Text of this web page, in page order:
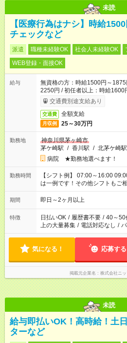
未読
【医療行為はナシ】時給
チェックなど
派遣 職種未経験OK 社会人未経験OK
WEB登録・面接OK
給与
無資格の方：時給1500円～
2250円 / 初任者以上：時給1600
交通費別途支給あり
交通費 全額支給
月収例 25～30万円
勤務地
神奈川県茅ヶ崎市
茅ケ崎駅 / 香川駅 / 北茅ケ崎駅
病院 ★勤務地選べます！
勤務時間
【シフト例】 07:00～16:00 09:00
は一例です！その他シフトもご
期間 即日～2ヶ月以上
特徴 日払いOK / 履歴書不要 / 40～50
上の大量募集 / 電話対応なし /
気になる！ 応募する
掲載元企業名 株式会社ニ
未読
給与即払いOK！高時給！土
ターなど